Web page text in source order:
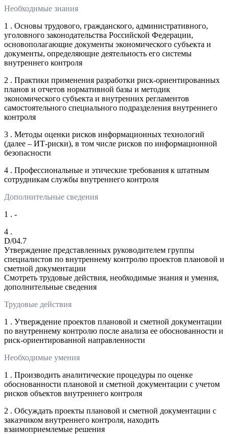
Необходимые знания
1 . Основы трудового, гражданского, административного,
уголовного законодательства Российской Федерации,
основополагающие документы экономического субъекта и
документы, определяющие деятельность его системы
внутреннего контроля
2 . Практики применения разработки риск-ориентированных
планов и отчетов нормативной базы и методик
экономического субъекта и внутренних регламентов
самостоятельного специального подразделения внутреннего
контроля
3 . Методы оценки рисков информационных технологий
(далее – ИТ-риски), в том числе рисков по информационной
безопасности
4 . Профессиональные и этические требования к штатным
сотрудникам службы внутреннего контроля
Дополнительные сведения
1 . -
4 .
D/04.7
Утверждение представленных руководителем группы
специалистов по внутреннему контролю проектов плановой и
сметной документации
Смотреть трудовые действия, необходимые знания и умения,
дополнительные сведения
Трудовые действия
1 . Утверждение проектов плановой и сметной документации
по внутреннему контролю после анализа ее обоснованности и
риск-ориентированной направленности
Необходимые умения
1 . Производить аналитические процедуры по оценке
обоснованности плановой и сметной документации с учетом
рисков объектов внутреннего контроля
2 . Обсуждать проекты плановой и сметной документации с
заказчиком внутреннего контроля, находить
взаимоприемлемые решения